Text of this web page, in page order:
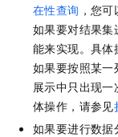
在性查询 ，您
如果要对结果集
能来实现。具体
如果要按照某
展示中只出现
体操作，请参见
如果要进行数